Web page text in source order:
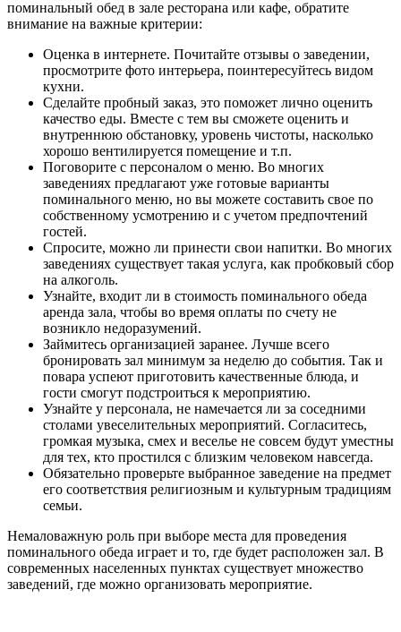
поминальный обед в зале ресторана или кафе, обратите
внимание на важные критерии:
Оценка в интернете. Почитайте отзывы о заведении,
просмотрите фото интерьера, поинтересуйтесь видом
кухни.
Сделайте пробный заказ, это поможет лично оценить
качество еды. Вместе с тем вы сможете оценить и
внутреннюю обстановку, уровень чистоты, насколько
хорошо вентилируется помещение и т.п.
Поговорите с персоналом о меню. Во многих
заведениях предлагают уже готовые варианты
поминального меню, но вы можете составить свое по
собственному усмотрению и с учетом предпочтений
гостей.
Спросите, можно ли принести свои напитки. Во многих
заведениях существует такая услуга, как пробковый сбор
на алкоголь.
Узнайте, входит ли в стоимость поминального обеда
аренда зала, чтобы во время оплаты по счету не
возникло недоразумений.
Займитесь организацией заранее. Лучше всего
бронировать зал минимум за неделю до события. Так и
повара успеют приготовить качественные блюда, и
гости смогут подстроиться к мероприятию.
Узнайте у персонала, не намечается ли за соседними
столами увеселительных мероприятий. Согласитесь,
громкая музыка, смех и веселье не совсем будут уместны
для тех, кто простился с близким человеком навсегда.
Обязательно проверьте выбранное заведение на предмет
его соответствия религиозным и культурным традициям
семьи.
Немаловажную роль при выборе места для проведения
поминального обеда играет и то, где будет расположен зал. В
современных населенных пунктах существует множество
заведений, где можно организовать мероприятие.